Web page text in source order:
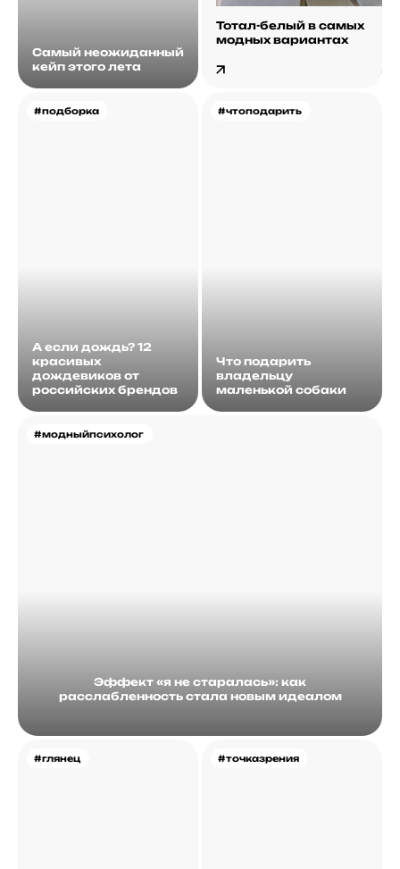
Самый неожиданный
кейп этого лета
Тотал-белый в самых
модных вариантах
#подборка
А если дождь? 12
красивых
дождевиков от
российских брендов
#модныйпсихолог
Эффект «я не старалась»: как
расслабленность стала новым идеалом
#чтоподарить
Что подарить
владельцу
маленькой собаки
#глянец #точказрения